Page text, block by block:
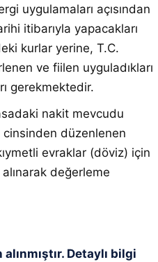
uygulamaları açısından
itibarıyla yapacakları
kurlar yerine, T.C.
ve fiilen uyguladıkları
gerekmektedir.
nakit mevcudu
düzenlenen
evraklar (döviz) için
değerleme
Detaylı bilgi